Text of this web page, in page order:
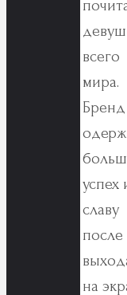
всего
мира.
Бренд
успех
славу
после
на